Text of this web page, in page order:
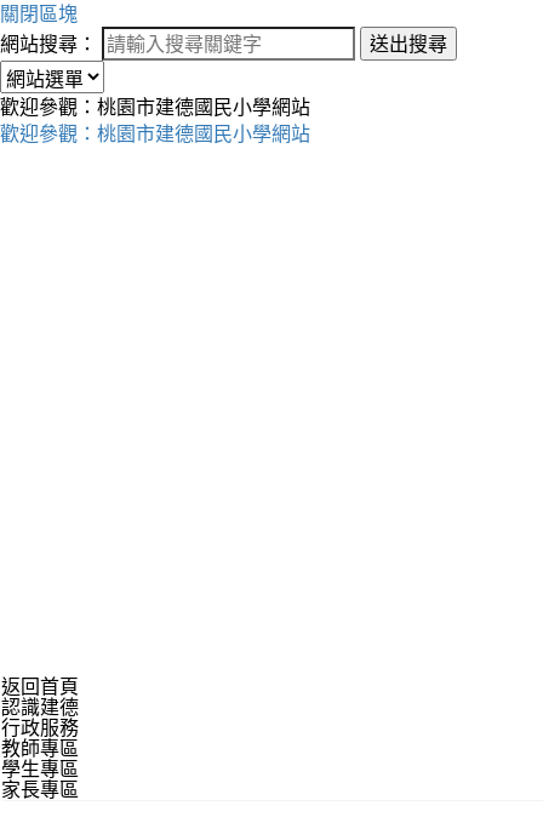
關閉區塊
網站搜尋：
送出搜尋
歡迎參觀：桃園市建德國民小學網站
歡迎參觀：桃園市建德國民小學網站
返回首頁
認識建德
行政服務
教師專區
學生專區
家長專區